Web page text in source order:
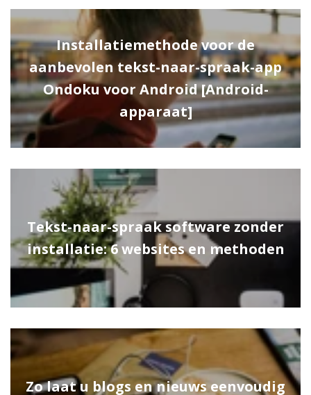
Installatiemethode voor de
aanbevolen tekst-naar-spraak-app
Ondoku voor Android [Android-
apparaat]
Tekst-naar-spraak software zonder
installatie: 6 websites en methoden
Zo laat u blogs en nieuws eenvoudig